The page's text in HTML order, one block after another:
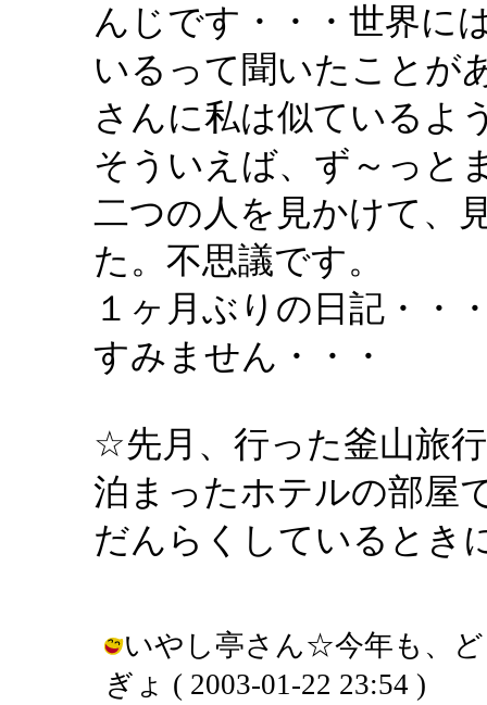
んじです・・・世界に
いるって聞いたことが
さんに私は似ているよ
そういえば、ず～っと
二つの人を見かけて、
た。不思議です。
１ヶ月ぶりの日記・・
すみません・・・
☆先月、行った釜山旅
泊まったホテルの部屋
だんらくしているとき
いやし亭さん☆今年も、
ぎょ ( 2003-01-22 23:54 )